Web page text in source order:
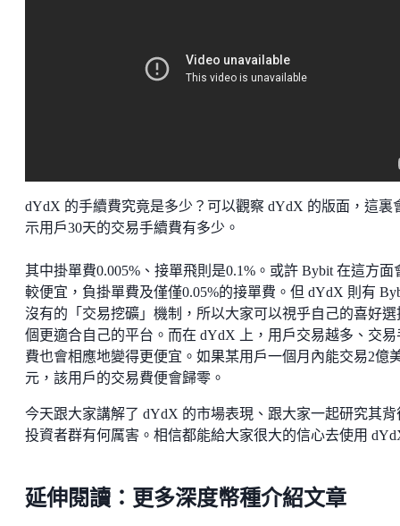
dYdX 的手續費究竟是多少？可以觀察 dYdX 的版面，這裏
示用戶30天的交易手續費有多少。
其中掛單費0.005%、接單飛則是0.1%。或許 Bybit 在這方面
較便宜，負掛單費及僅僅0.05%的接單費。但 dYdX 則有
沒有的「交易挖礦」機制，所以大家可以視乎自己的喜好選
個更適合自己的平台。而在 dYdX 上，用戶交易越多、交易
費也會相應地變得更便宜。如果某用戶一個月內能交易2億
元，該用戶的交易費便會歸零。
今天跟大家講解了 dYdX 的市場表現、跟大家一起研究其背
投資者群有何厲害。相信都能給大家很大的信心去使用
延伸閱讀：更多深度幣種介紹文章